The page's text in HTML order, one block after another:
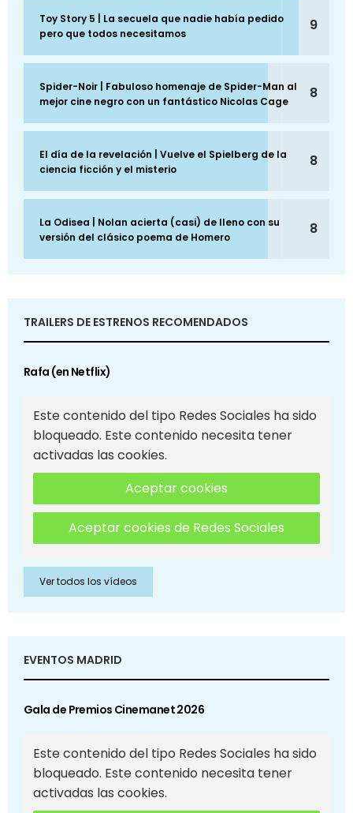
Toy Story 5 | La secuela que nadie había pedido
pero que todos necesitamos
9
Spider-Noir | Fabuloso homenaje de Spider-Man al
mejor cine negro con un fantástico Nicolas Cage
8
El día de la revelación | Vuelve el Spielberg de la
ciencia ficción y el misterio
8
La Odisea | Nolan acierta (casi) de lleno con su
versión del clásico poema de Homero
8
TRAILERS DE ESTRENOS RECOMENDADOS
Rafa (en Netflix)
Este contenido del tipo Redes Sociales ha sido
bloqueado. Este contenido necesita tener
activadas las cookies.
Aceptar cookies
Aceptar cookies de Redes Sociales
Ver todos los vídeos
EVENTOS MADRID
Gala de Premios Cinemanet 2026
Este contenido del tipo Redes Sociales ha sido
bloqueado. Este contenido necesita tener
activadas las cookies.